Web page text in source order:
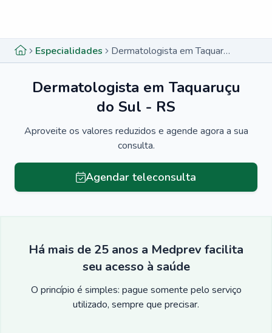
Especialidades Dermatologista em Taquaruçu do Sul - RS
Dermatologista em Taquaruçu
do Sul - RS
Aproveite os valores reduzidos e agende agora a sua
consulta.
Agendar teleconsulta
Há mais de 25 anos a Medprev facilita
seu acesso à saúde
O princípio é simples: pague somente pelo serviço
utilizado, sempre que precisar.